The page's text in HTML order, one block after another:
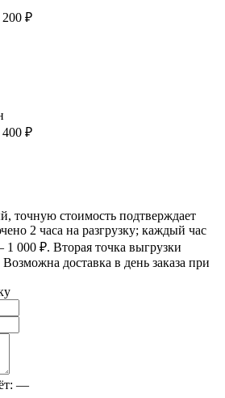
200 ₽
400 ₽
точную стоимость подтверждает
2 часа на разгрузку; каждый час
000 ₽. Вторая точка выгрузки
доставка в день заказа при
—